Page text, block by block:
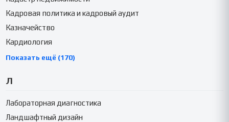
Кадровая политика и кадровый аудит
Казначейство
Кардиология
Показать ещё (170)
Л
Лабораторная диагностика
Ландшафтный дизайн